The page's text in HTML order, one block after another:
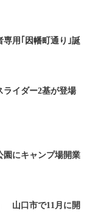
用｢因幡町通り｣誕
ライダー2基が登場
園にキャンプ場開業
山口市で11月に開